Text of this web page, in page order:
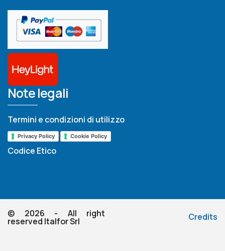
Note legali
Termini e condizioni di utilizzo
Privacy Policy Cookie Policy
Codice Etico
© 2026 - All right
reserved Italfor Srl Credits